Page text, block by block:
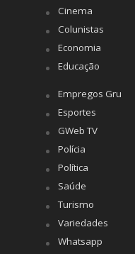
Cinema
Colunistas
Economia
Educação
Empregos Gru
Esportes
GWeb TV
Polícia
Política
Saúde
Turismo
Variedades
Whatsapp